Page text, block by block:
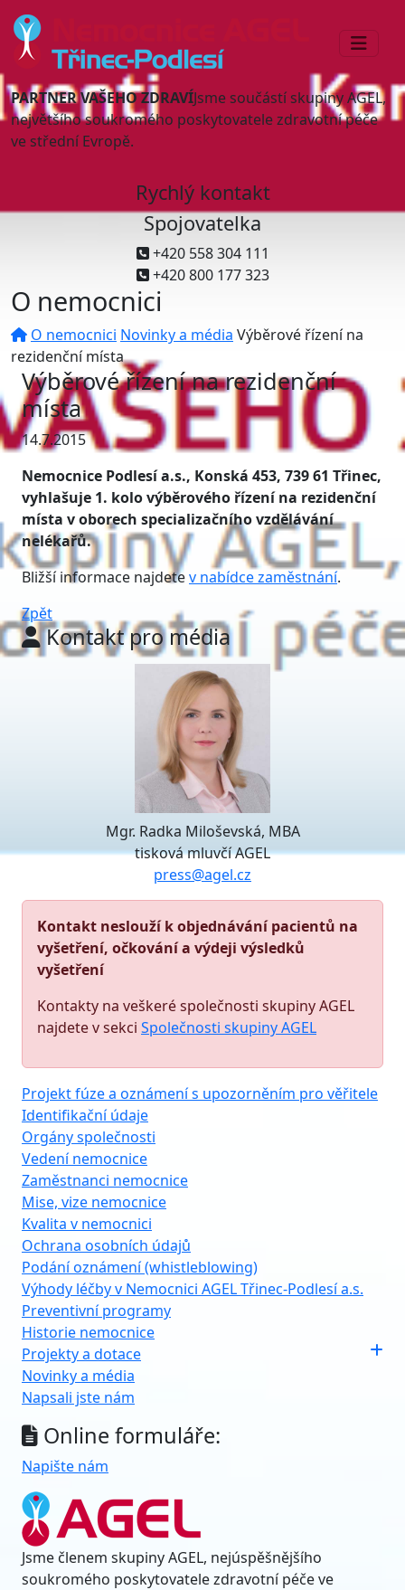
PARTNER VAŠEHO ZDRAVÍJsme součástí skupiny AGEL,
největšího soukromého poskytovatele zdravotní péče
ve střední Evropě.
Rychlý kontakt
Spojovatelka
+420 558 304 111
+420 800 177 323
O nemocnici
O nemocnici Novinky a média Výběrové řízení na
rezidenční místa
Výběrové řízení na rezidenční
místa
14.7.2015
Nemocnice Podlesí a.s., Konská 453, 739 61 Třinec,
vyhlašuje 1. kolo výběrového řízení na rezidenční
místa v oborech specializačního vzdělávání
nelékařů.
Bližší informace najdetev nabídce zaměstnání.
Zpět
Kontakt pro média
Mgr. Radka Miloševská, MBA
tisková mluvčí AGEL
press@agel.cz
Kontakt neslouží k objednávání pacientů na
vyšetření, očkování a výdeji výsledků
vyšetření
Kontakty na veškeré společnosti skupiny AGEL
najdete v sekci Společnosti skupiny AGEL
Projekt fúze a oznámení s upozorněním pro věřitele
Identifikační údaje
Orgány společnosti
Vedení nemocnice
Zaměstnanci nemocnice
Mise, vize nemocnice
Kvalita v nemocnici
Ochrana osobních údajů
Podání oznámení (whistleblowing)
Výhody léčby v Nemocnici AGEL Třinec-Podlesí a.s.
Preventivní programy
Historie nemocnice
Projekty a dotace
Novinky a média
Napsali jste nám
Online formuláře:
Napište nám
Jsme členem skupiny AGEL, nejúspěšnějšího
soukromého poskytovatele zdravotní péče ve